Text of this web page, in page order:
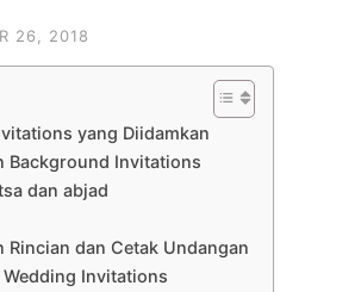
26, 2018
yang Diidamkan
Background Invitations
dan abjad
Rincian dan Cetak Undangan
Wedding Invitations